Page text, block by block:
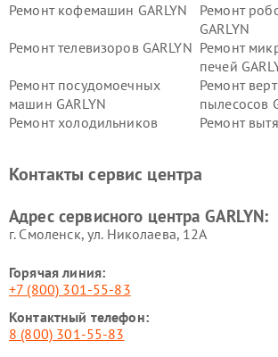
Ремонт кофемашин GARLYN
Ремонт
GARLYN
Ремонт телевизоров GARLYN Ремонт
печей
Ремонт посудомоечных
машин GARLYN
Ремонт
пылесосов
Ремонт холодильников
Ремонт
стеклоочистителей GARLYN
GARLYN
GARLYN
Контакты сервис центра
Адрес сервисного центра GARLYN:
г. Смоленск, ул. Николаева, 12А
Горячая линия:
+7 (800) 301-55-83
Контактный телефон:
8 (800) 301-55-83